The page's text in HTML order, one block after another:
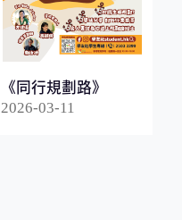
《同行規劃路》
2026-03-11